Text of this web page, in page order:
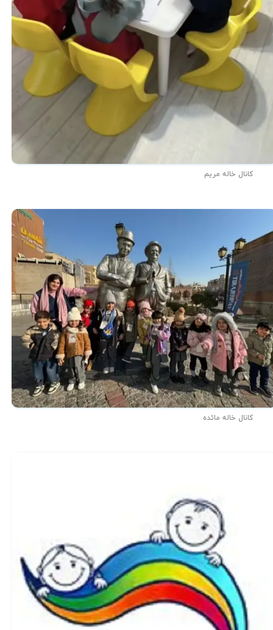
کانال خاله مریم
کانال خاله مائده